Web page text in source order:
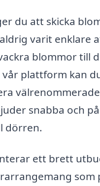
du att skicka
varit enklare
blommor till
vår plattform kan
snabba och
dörren.
ett brett
som